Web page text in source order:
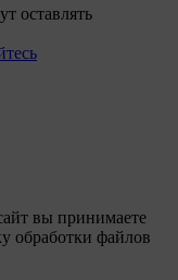
оставлять
вы принимаете
обработки файлов